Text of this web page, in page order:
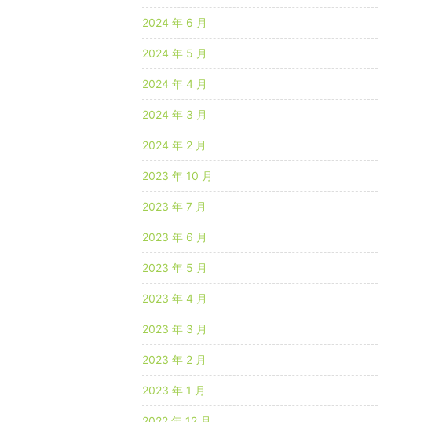
2024 年 6 月
2024 年 5 月
2024 年 4 月
2024 年 3 月
2024 年 2 月
2023 年 10 月
2023 年 7 月
2023 年 6 月
2023 年 5 月
2023 年 4 月
2023 年 3 月
2023 年 2 月
2023 年 1 月